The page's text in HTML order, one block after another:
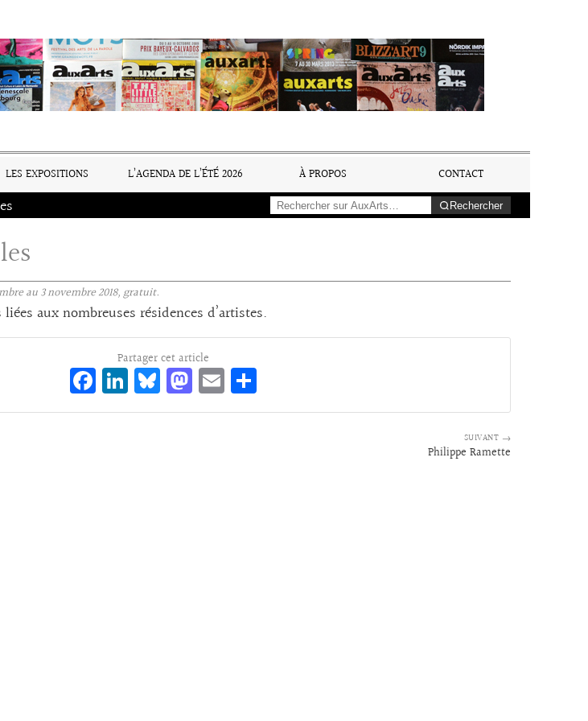
LES EXPOSITIONS L’AGENDA DE L’ÉTÉ 2026 À PROPOS
CONTACT
Rechercher
au 3 novembre 2018, gratuit.
aux nombreuses résidences d’artistes.
Partager cet article
Fa
ce
Li
n
Bl
ue
M
as
E
m rt
SUIVANT →
Philippe Ramette